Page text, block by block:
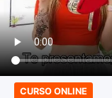
CURSO ONLINE